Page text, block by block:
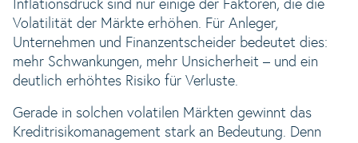
Inflationsdruck sind nur einige der Faktoren, die die
Volatilität der Märkte erhöhen. Für Anleger,
Unternehmen und Finanzentscheider bedeutet dies:
mehr Schwankungen, mehr Unsicherheit – und ein
deutlich erhöhtes Risiko für Verluste.
Gerade in solchen volatilen Märkten gewinnt das
Kreditrisikomanagement stark an Bedeutung. Denn